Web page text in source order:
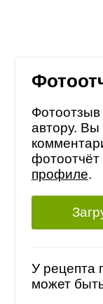
автору. Вы
фотоотчёт
профиле.
У рецепта
может